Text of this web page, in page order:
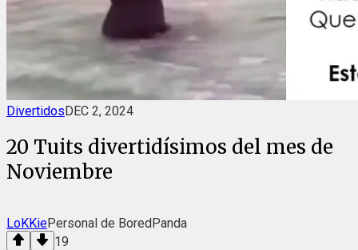
DivertidosDEC 2, 2024
20 Tuits divertidísimos del mes de
Noviembre
LoKKiePersonal de BoredPanda
19